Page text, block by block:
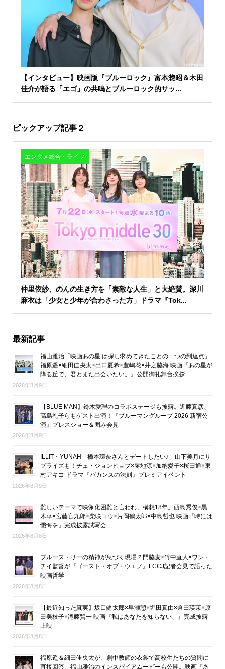
【インタビュー】映画版『ブルーロック』富本惣昭＆木田
佳介が語る「エゴ」の共鳴とブルーロック的サッ...
ピックアップ記事２
エンタメ総合・ライフ
仲里依紗、のんの生き方を「素敵な人生」と大絶賛。深川
麻衣は「少女と少年が合わさった方」ドラマ『Tok...
最新記事
福山雅治「映画あの星 は探し求めてきたことの一つの到達点」
福原遥×細田佳央太×出口夏希×豊嶋花×井之脇海 映画『あの星が
降る丘で、君とまた出会いたい。』公開御礼舞台挨拶
2026年8月9日
【BLUE MAN】鈴木愛理のコラボステージも披露。近藤真彦、
高島礼子らもゲスト出演！『ブルーマングループ 2026 新宿公
演』プレスショー＆囲み会見
2026年8月9日
ILLIT・YUNAH「橋本環奈さんとデートしたい♪」山下美月にサ
プライズも！チェ・ジョンヒョプ×勝地涼×加納愛子×桜田通×東
村アキコ ドラマ『バカンスの法則』プレミアイベント
2026年8月9日
難しいテーマで映像化困難と言われ、構想18年。西島秀俊×黒
木華×宮藤官九郎×柴咲コウ×片岡鶴太郎×中島哲也 映画『時には
懺悔を』完成披露試写会
2026年8月8日
ブルース・リーの精神が息づく現場？門脇麦×竹中直人×ワン・
チイ監督が『ゴースト・オブ・ウエノ』FCCJ記者会見で語った
映画哲学
2026年8月8日
【最近知った真実】坂口健太郎×早瀬憩×堀田真由×倉田瑛茉×原
田美枝子×滝藤賢一 映画『私はあなたを知らない、』完成披露
上映
2026年8月8日
福原遥＆細田佳央太が、劇中教師の衣裳で高校生たちの質問に
直接回答。福山雅治のインスパイアムービーも公開。映画『あ